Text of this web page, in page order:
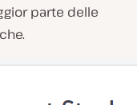
parte delle